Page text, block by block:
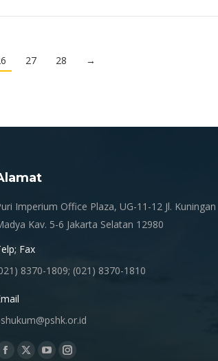
27 28 →
Imperium Office Plaza, UG-11-12 Jl. Kuningan
Kav. 5-6 Jakarta Selatan 12980
Fax
8370-1809; (021) 8370-1810
Find us on:
Facebook
X YouTubeInstagram